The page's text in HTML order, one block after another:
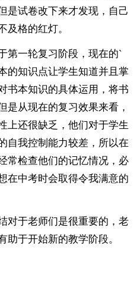
是试卷改下来才发现，自己
及格的红灯。
一轮复习阶段，现在的`
的知识点让学生知道并且掌
书本知识的具体运用，将书
是从现在的复习效果来看，
上还很缺乏，他们对于学生
自我控制能力较差，所以在
常检查他们的记忆情况，必
在中考时会取得令我满意的
于老师们是很重要的，老
助于开始新的教学阶段。